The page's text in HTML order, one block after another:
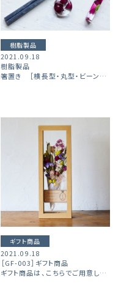
樹脂製品
2021.09.18
樹脂製品
箸置き ［横長型・丸型・ビーンズ型］
ギフト商品
2021.09.18
［GF-003］ギフト商品
ギフト商品は、こちらでご用意した花材で制作致します。 ※お客様のお花で制作がご希望でしたら、 花材やレイアウトをお伺いしてお見積りさせていただきます。 ※ご要望等がございましたらお気軽にお問い合わせくださいませ。